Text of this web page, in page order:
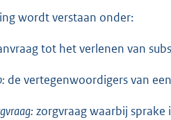
wordt verstaan onder:
tot het verlenen van
de vertegenwoordigers van
zorgvraag waarbij